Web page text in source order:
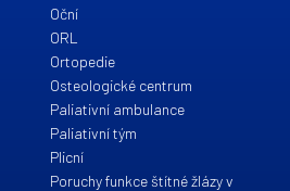
Oční
ORL
Ortopedie
Osteologické centrum
Paliativní ambulance
Paliativní tým
Plicní
Poruchy funkce štítné žlázy v